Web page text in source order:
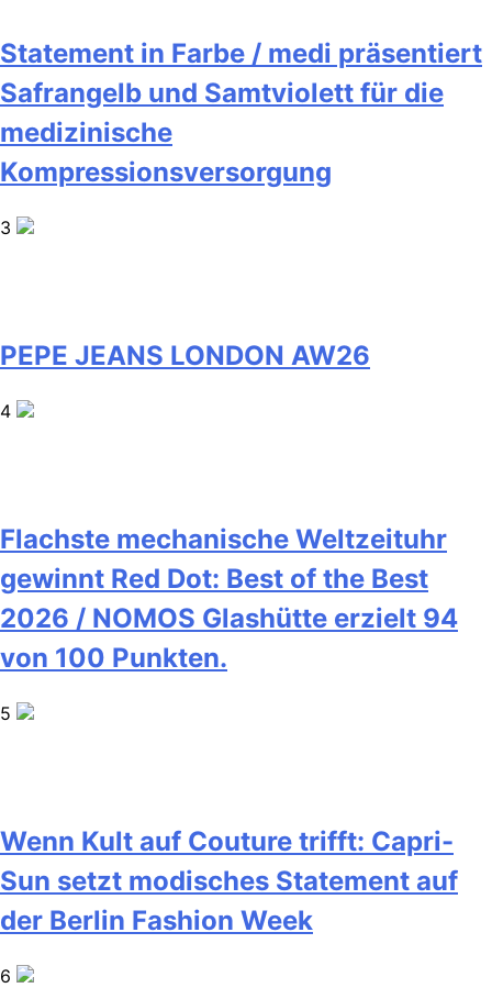
Statement in Farbe / medi präsentiert
Safrangelb und Samtviolett für die
medizinische
Kompressionsversorgung
3
PEPE JEANS LONDON AW26
4
Flachste mechanische Weltzeituhr
gewinnt Red Dot: Best of the Best
2026 / NOMOS Glashütte erzielt 94
von 100 Punkten.
5
Wenn Kult auf Couture trifft: Capri-
Sun setzt modisches Statement auf
der Berlin Fashion Week
6